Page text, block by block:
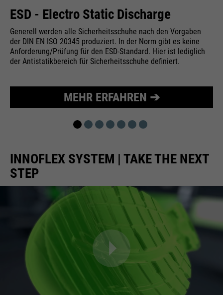
Zweck
Wird zur Begrenzung der Request-
Rate verwendet.
Facebook
ESD - Electro Static Discharge
Generell werden alle Sicherheitsschuhe nach den Vorgaben
der DIN EN ISO 20345 produziert. In der Norm gibt es keine
Anforderung/Prüfung für den ESD-Standard. Hier ist lediglich
der Antistatikbereich für Sicherheitsschuhe deﬁniert.
MEHR ERFAHREN ➔
INNOFLEX SYSTEM | TAKE THE NEXT
STEP